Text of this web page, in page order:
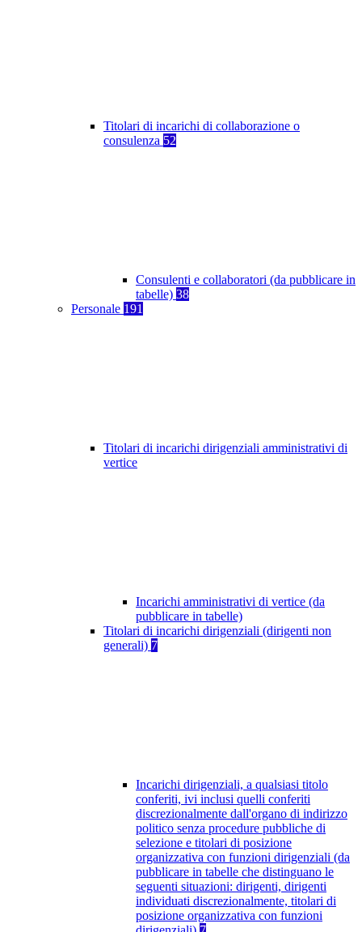
Titolari di incarichi di collaborazione o
consulenza 52
Consulenti e collaboratori (da pubblicare in
tabelle) 38
Personale 191
Titolari di incarichi dirigenziali amministrativi di
vertice
Incarichi amministrativi di vertice (da
pubblicare in tabelle)
Titolari di incarichi dirigenziali (dirigenti non
generali) 7
Incarichi dirigenziali, a qualsiasi titolo
conferiti, ivi inclusi quelli conferiti
discrezionalmente dall'organo di indirizzo
politico senza procedure pubbliche di
selezione e titolari di posizione
organizzativa con funzioni dirigenziali (da
pubblicare in tabelle che distinguano le
seguenti situazioni: dirigenti, dirigenti
individuati discrezionalmente, titolari di
posizione organizzativa con funzioni